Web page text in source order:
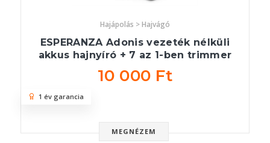
Hajápolás > Hajvágó
ESPERANZA Adonis vezeték nélküli
akkus hajnyíró + 7 az 1-ben trimmer
10 000 Ft
MEGNÉZEM
1 év garancia